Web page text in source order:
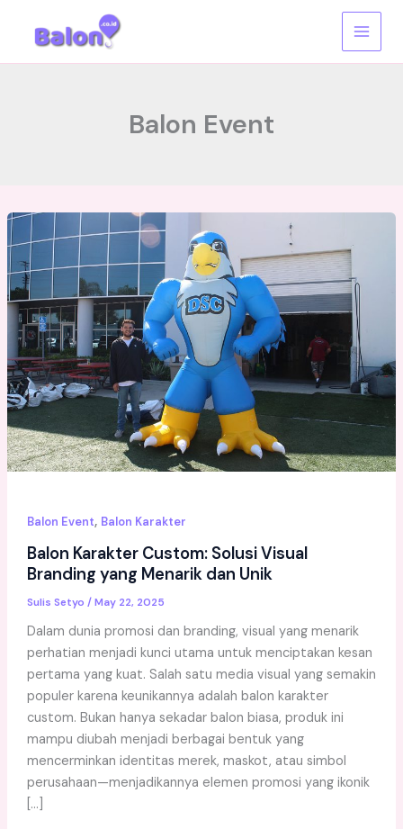
content
Balon Event
Balon Event, Balon Karakter
Balon Karakter Custom: Solusi Visual
Branding yang Menarik dan Unik
Sulis Setyo /May 22, 2025
Dalam dunia promosi dan branding, visual yang menarik
perhatian menjadi kunci utama untuk menciptakan kesan
pertama yang kuat. Salah satu media visual yang semakin
populer karena keunikannya adalah balon karakter
custom. Bukan hanya sekadar balon biasa, produk ini
mampu diubah menjadi berbagai bentuk yang
mencerminkan identitas merek, maskot, atau simbol
perusahaan—menjadikannya elemen promosi yang ikonik
[…]